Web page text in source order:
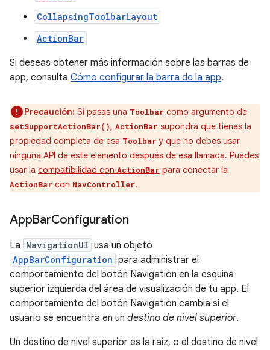
CollapsingToolbarLayout
ActionBar
Si deseas obtener más información sobre las barras de
app, consulta Cómo configurar la barra de la app.
Precaución: Si pasas una Toolbar como argumento de
setSupportActionBar(), ActionBar supondrá que tienes la
propiedad completa de esa Toolbar y que no debes usar
ninguna API de este elemento después de esa llamada. Puedes
usar la compatibilidad con ActionBar para conectar la
ActionBar con NavController.
AppBarConfiguration
La NavigationUI usa un objeto
AppBarConfiguration para administrar el
comportamiento del botón Navigation en la esquina
superior izquierda del área de visualización de tu app. El
comportamiento del botón Navigation cambia si el
usuario se encuentra en un destino de nivel superior.
Un destino de nivel superior es la raíz, o el destino de nivel